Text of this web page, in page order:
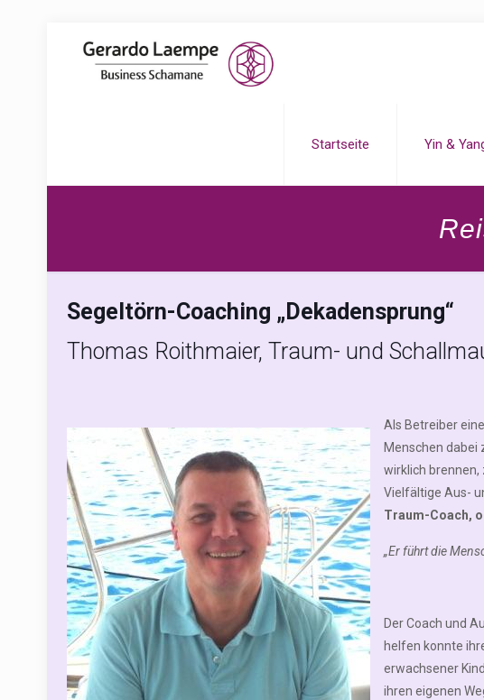
Startseite Yin &
Segeltörn-Coaching „Dekadensprung“
Thomas Roithmaier, Traum- und
Als Betreiber
Menschen
wirklich brennen,
Vielfältige Aus-
Traum-Coach,
„Er führt die
Der Coach und
helfen konnte
erwachsener
ihren eigenen